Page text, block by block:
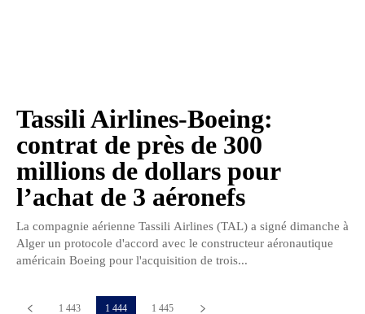
Tassili Airlines-Boeing:
contrat de près de 300
millions de dollars pour
l’achat de 3 aéronefs
La compagnie aérienne Tassili Airlines (TAL) a signé dimanche à
Alger un protocole d'accord avec le constructeur aéronautique
américain Boeing pour l'acquisition de trois...
1 443 1 444 1 445